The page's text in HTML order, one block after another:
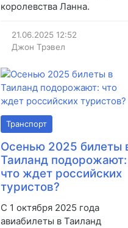
королевства Ланна.
21.06.2025 12:52
Джон Трэвел
Транспорт
Осенью 2025 билеты
Таиланд подорожают:
что ждет российских
туристов?
С 1 октября 2025 года
авиабилеты в Таиланд